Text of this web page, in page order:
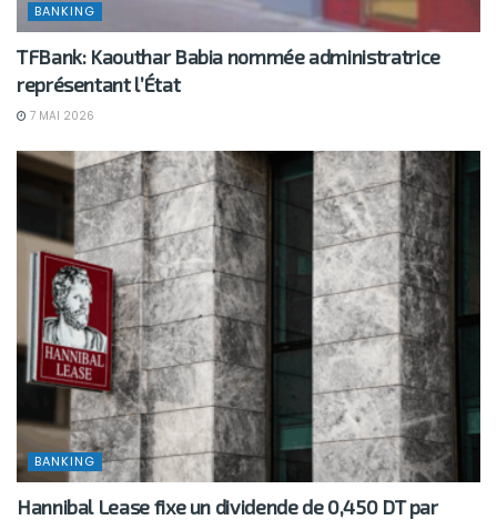
BANKING
TFBank: Kaouthar Babia nommée administratrice
représentant l’État
7 MAI 2026
BANKING
Hannibal Lease fixe un dividende de 0,450 DT par